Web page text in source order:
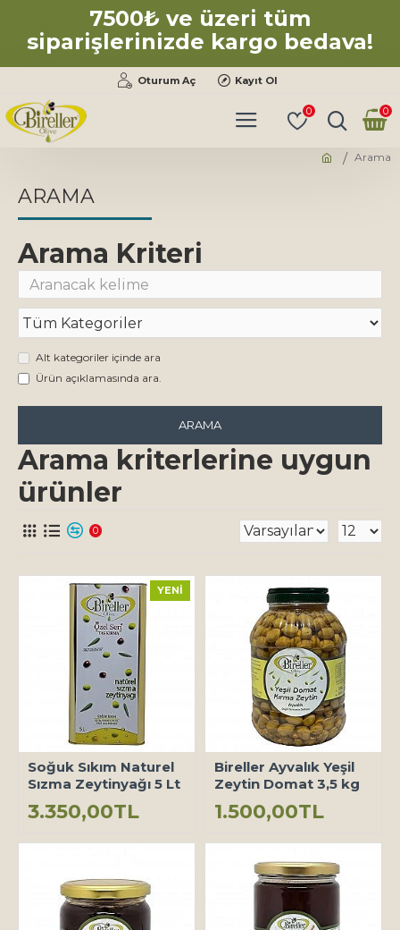
7500₺ ve üzeri tüm
siparişlerinizde kargo bedava!
Oturum Aç Kayıt Ol
0 0
Arama
ARAMA
Arama Kriteri
Alt kategoriler içinde ara
Ürün açıklamasında ara.
ARAMA
Arama kriterlerine uygun
ürünler
0
YENI
Soğuk Sıkım Naturel
Sızma Zeytinyağı 5 Lt
3.350,00TL
Bireller Ayvalık Yeşil
Zeytin Domat 3,5 kg
1.500,00TL